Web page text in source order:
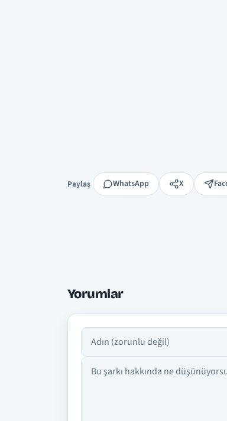
Paylaş
Paylaş WhatsApp X
Yorumlar
Adın
Yorumun